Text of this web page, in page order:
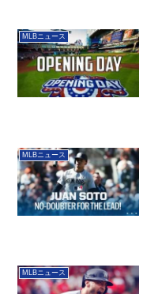
MLBニュース
MLBニュース
MLBニュース